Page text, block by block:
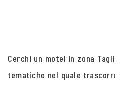
Cerchi un motel in zona
tematiche nel quale